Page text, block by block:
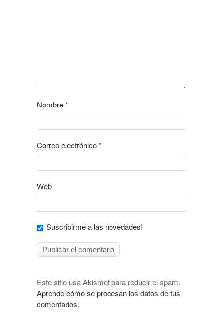
Nombre*
Correo electrónico*
Web
Suscribirme a las novedades!
Este sitio usa Akismet para reducir el spam.
Aprende cómo se procesan los datos de tus
comentarios.